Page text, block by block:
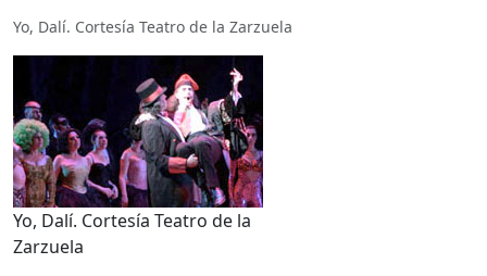
Yo, Dalí. Cortesía Teatro de la Zarzuela
Yo, Dalí. Cortesía Teatro de la
Zarzuela